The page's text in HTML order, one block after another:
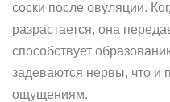
соски после овуляции.
разрастается, она
способствует
задеваются нервы, что и
ощущениям.